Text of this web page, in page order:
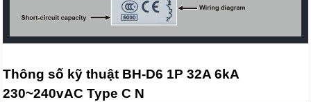
Thông số kỹ thuật BH-D6 1P 32A 6kA
230~240vAC Type C N